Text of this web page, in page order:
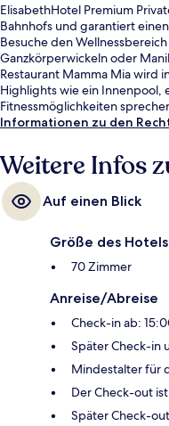
ElisabethHotel Premium
Bahnhofs und garantiert
Besuche den
Ganzkörperwickeln oder
Restaurant Mamma Mia wird
Highlights wie ein Innenpool,
Fitnessmöglichkeiten
Informationen zu den
Weitere Infos
Auf einen Blick
Größe des Hotels
70 Zimmer
Anreise/Abreise
Check-in ab:
Später Check-in
Mindestalter für
Der Check-out
Später Check-